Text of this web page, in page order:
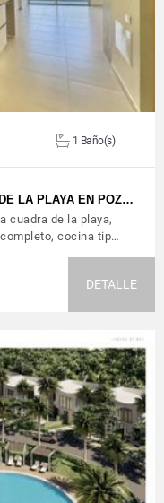
1 Baño(s)
LA PLAYA EN POZ…
cuadra de la playa,
cocina tip…
DETALLE